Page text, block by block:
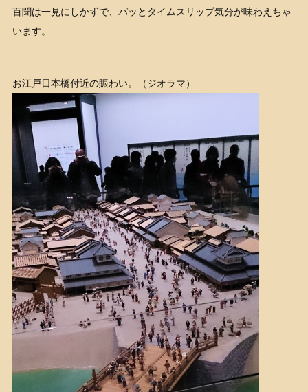
百聞は一見にしかずで、パッとタイムスリップ気分が味わえちゃ
います。
お江戸日本橋付近の賑わい。（ジオラマ）